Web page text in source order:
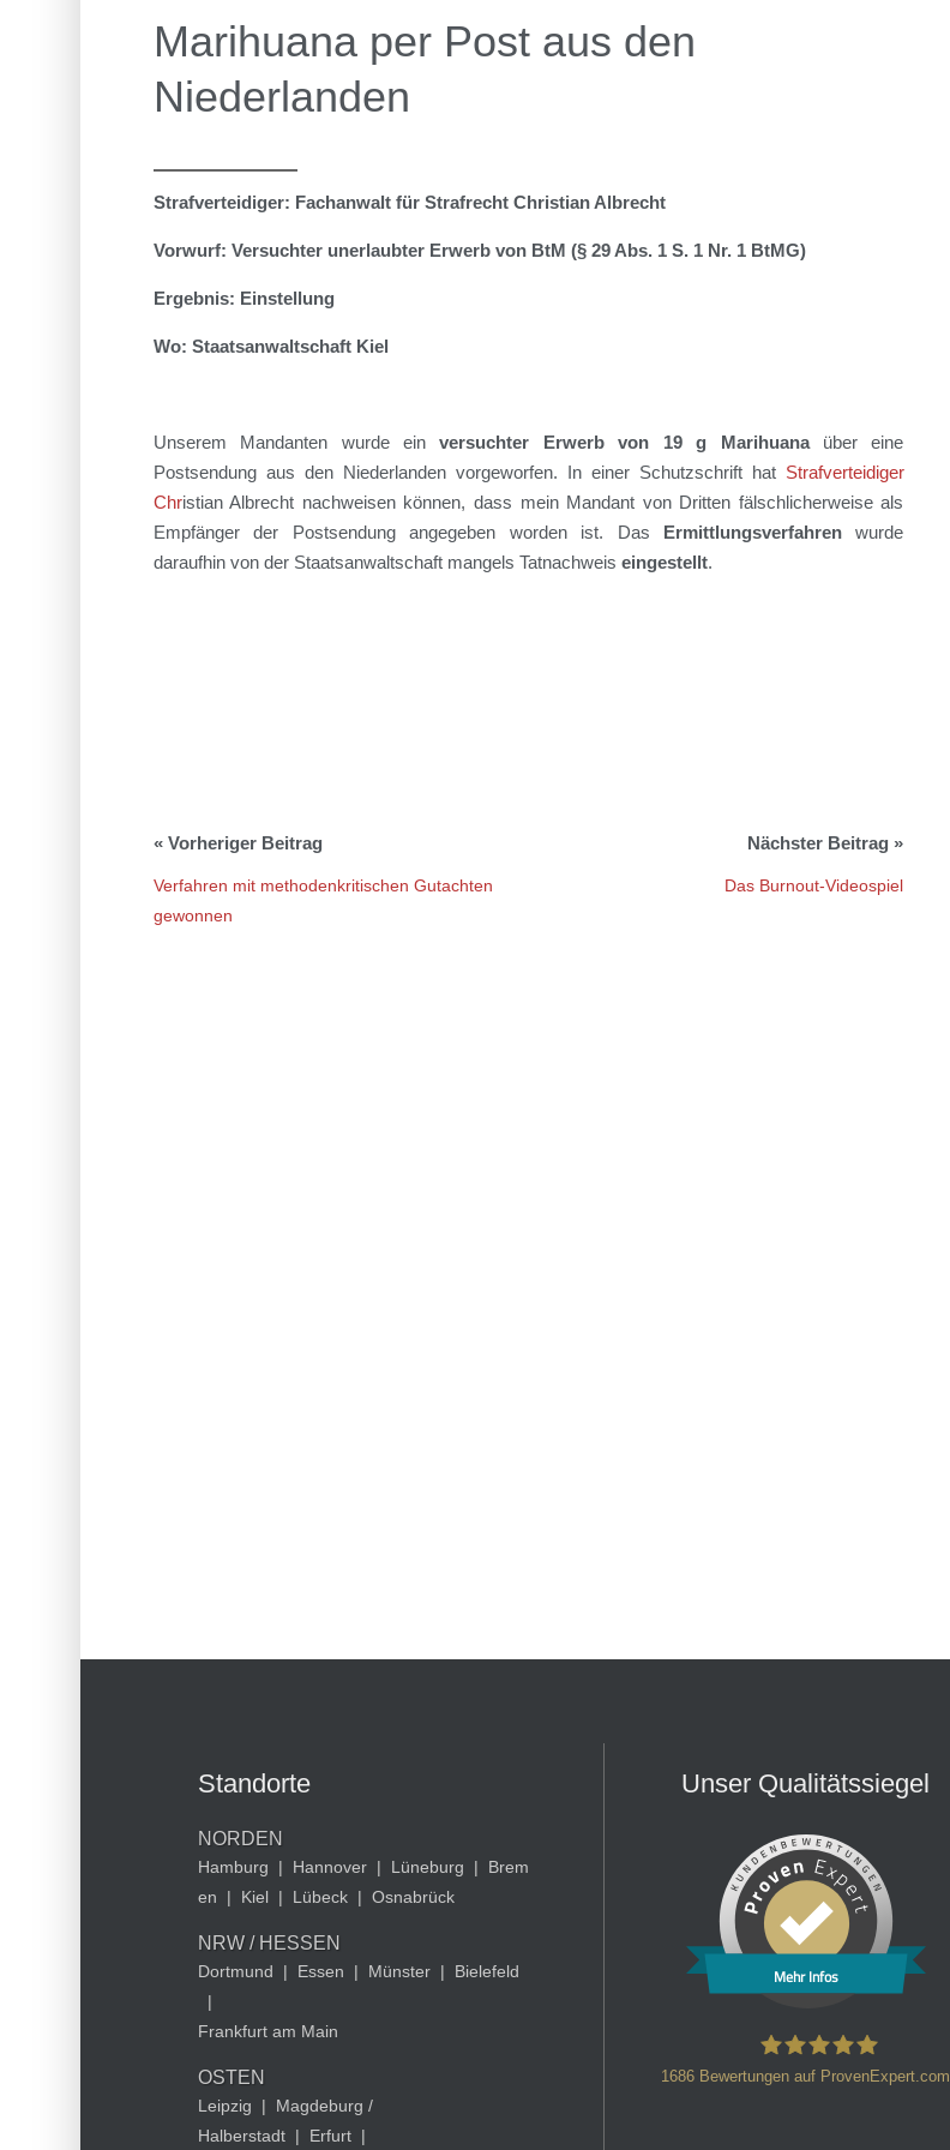
Marihuana per Post aus den
Niederlanden
Strafverteidiger: Fachanwalt für Strafrecht Christian Albrecht
Vorwurf: Versuchter unerlaubter Erwerb von BtM (§ 29 Abs. 1 S. 1 Nr. 1 BtMG)
Ergebnis: Einstellung
Wo: Staatsanwaltschaft Kiel
Unserem Mandanten wurde einversuchter Erwerb von 19 g Marihuanaüber eine
Postsendung aus den Niederlanden vorgeworfen. In einer Schutzschrift hat Strafverteidiger
Christian Albrecht nachweisen können, dass mein Mandant von Dritten fälschlicherweise als
Empfänger der Postsendung angegeben worden ist. Das Ermittlungsverfahren wurde
daraufhin von der Staatsanwaltschaft mangels Tatnachweis eingestellt.
Verfahren mit methodenkritischen Gutachten
gewonnen
Das Burnout-Videospiel
Standorte
NORDEN
Hamburg | Hannover | Lüneburg |
Brem
en
| Kiel | Lübeck | Osnabrück
NRW / HESSEN
Dortmund | Essen | Münster |
Bielefeld
|
Frankfurt am Main
OSTEN
Leipzig |
Magdeburg /
Halberstadt | Erfurt |
Unser Qualitätssiegel
Mehr Infos
1686 Bewertungen auf ProvenExpert.com